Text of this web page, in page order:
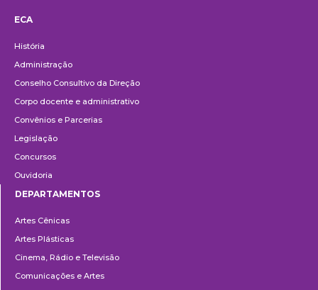
ECA
História
Administração
Conselho Consultivo da Direção
Corpo docente e administrativo
Convênios e Parcerias
Legislação
Concursos
Ouvidoria
DEPARTAMENTOS
Artes Cênicas
Artes Plásticas
Cinema, Rádio e Televisão
Comunicações e Artes